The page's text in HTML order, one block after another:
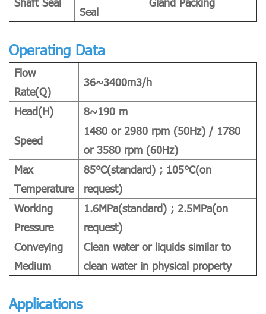
Seal
Operating Data
Flow
Rate(Q)
36~3400m3/h
Head(H) 8~190 m
Speed
1480 or 2980 rpm (50Hz) / 1780
or 3580 rpm (60Hz)
Max
Temperature
85℃(standard) ; 105℃(on
request)
Working
Pressure
1.6MPa(standard) ; 2.5MPa(on
request)
Conveying
Medium
Clean water or liquids similar to
clean water in physical property
Applications